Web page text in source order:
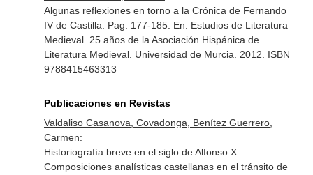
Algunas reflexiones en torno a la Crónica de Fernando
IV de Castilla. Pag. 177-185. En: Estudios de Literatura
Medieval. 25 años de la Asociación Hispánica de
Literatura Medieval. Universidad de Murcia. 2012. ISBN
9788415463313
Publicaciones en Revistas
Valdaliso Casanova, Covadonga, Benítez Guerrero,
Carmen:
Historiografía breve en el siglo de Alfonso X.
Composiciones analísticas castellanas en el tránsito de